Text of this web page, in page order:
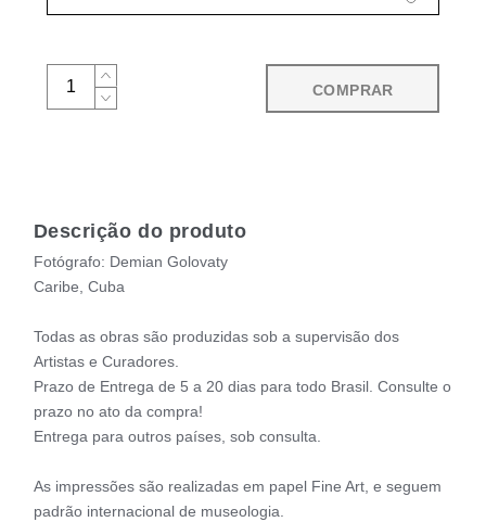
COMPRAR
Descrição do produto
Fotógrafo: Demian Golovaty
Caribe, Cuba
Todas as obras são produzidas sob a supervisão dos
Artistas e Curadores.
Prazo de Entrega de 5 a 20 dias para todo Brasil. Consulte o
prazo no ato da compra!
Entrega para outros países, sob consulta.
As impressões são realizadas em papel Fine Art, e seguem
padrão internacional de museologia.